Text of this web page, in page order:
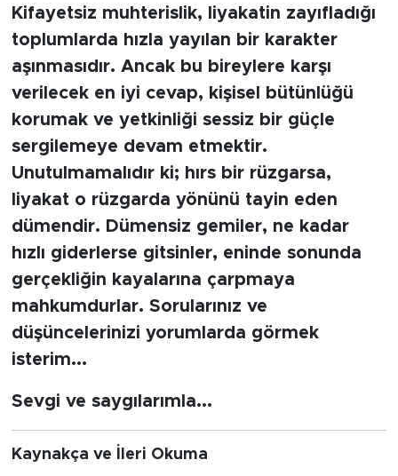
Kifayetsiz muhterislik, liyakatin zayıfladığı
toplumlarda hızla yayılan bir karakter
aşınmasıdır. Ancak bu bireylere karşı
verilecek en iyi cevap, kişisel bütünlüğü
korumak ve yetkinliği sessiz bir güçle
sergilemeye devam etmektir.
Unutulmamalıdır ki; hırs bir rüzgarsa,
liyakat o rüzgarda yönünü tayin eden
dümendir. Dümensiz gemiler, ne kadar
hızlı giderlerse gitsinler, eninde sonunda
gerçekliğin kayalarına çarpmaya
mahkumdurlar. Sorularınız ve
düşüncelerinizi yorumlarda görmek
isterim...
Sevgi ve saygılarımla...
Kaynakça ve İleri Okuma